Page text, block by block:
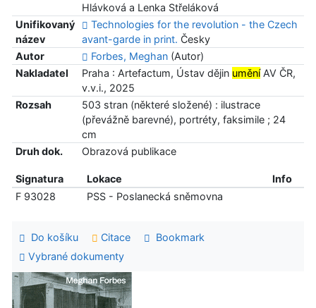
Hlávková a Lenka Střeláková
Unifikovaný
název
Technologies for the revolution - the Czech
avant-garde in print. Česky
Autor
Forbes, Meghan(Autor)
Nakladatel
Praha : Artefactum, Ústav dějin uměníAV ČR,
v.v.i., 2025
Rozsah
503 stran (některé složené) : ilustrace
(převážně barevné), portréty, faksimile ; 24
cm
Druh dok.
Obrazová publikace
Signatura Lokace
Info
F 93028
PSS - Poslanecká sněmovna
Do košíku Citace
Bookmark
Vybrané dokumenty